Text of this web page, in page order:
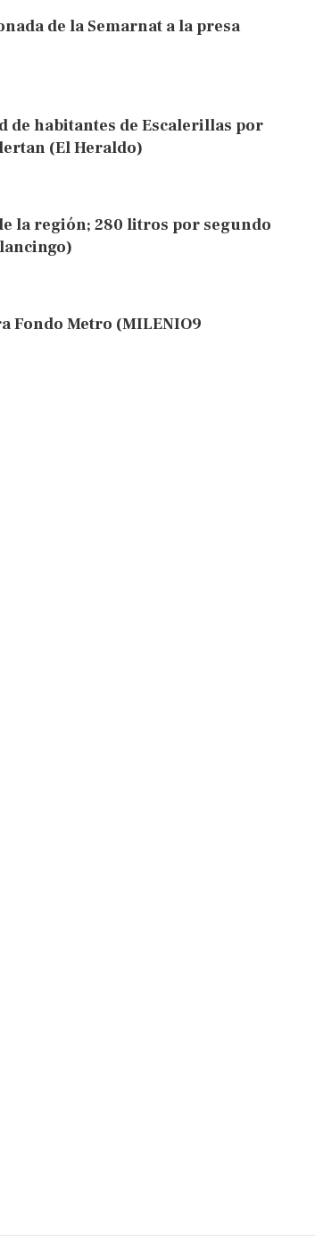
de la Semarnat a la presa
de habitantes de Escalerillas por
(El Heraldo)
la región; 280 litros por segundo
Fondo Metro (MILENIO9